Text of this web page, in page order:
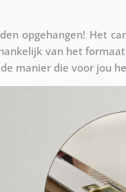
opgehangen! Het
van het
manier die voor jou